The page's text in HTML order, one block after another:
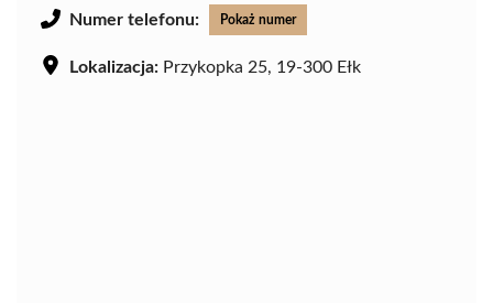
Numer telefonu: Pokaż numer
Lokalizacja: Przykopka 25, 19-300 Ełk